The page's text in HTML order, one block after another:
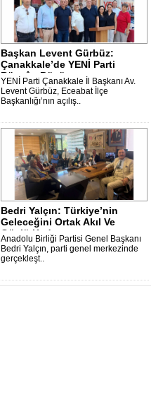
Başkan Levent Gürbüz:
Çanakkale’de YENİ Parti
Rüzgârı Büyüyo..
YENİ Parti Çanakkale İl Başkanı Av.
Levent Gürbüz, Eceabat İlçe
Başkanlığı’nın açılış..
Bedri Yalçın: Türkiye’nin
Geleceğini Ortak Akıl Ve
Güçlü Kad..
Anadolu Birliği Partisi Genel Başkanı
Bedri Yalçın, parti genel merkezinde
gerçekleşt..